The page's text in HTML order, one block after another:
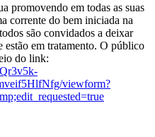
promovendo em todas as suas
corrente do bem iniciada na
são convidados a deixar
estão em tratamento. O público
do link:
viewform?